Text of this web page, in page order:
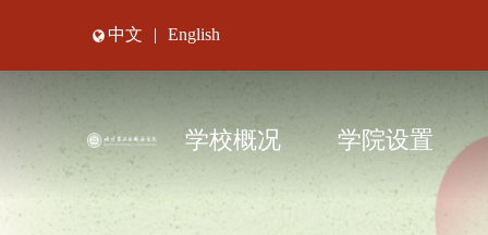
中文 | English
学校概况 学院设置